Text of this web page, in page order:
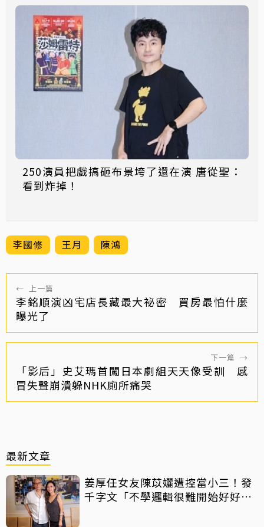
250演員把戲搞砸布景垮了還在演 唐從聖：
看到炸掉！
李國修 王月 陳鴻
← 上一篇
李銘順演凶宅店長藏最大祕密 買房最怕什麼
曝光了
下一篇 →
「影后」史艾瑪首闖日本劇組天天像受訓 感
冒失聲崩潰躲NHK廁所痛哭
最新文章
姜厚任女友陳苡孋遭控當小三！發
千字文「不學邏輯很難開始好好